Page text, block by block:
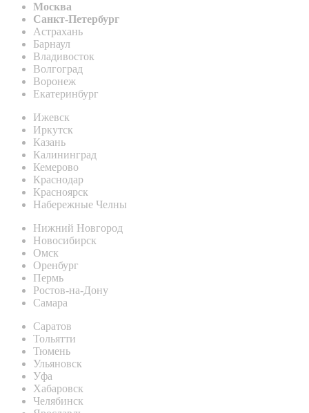
Москва
Санкт-Петербург
Астрахань
Барнаул
Владивосток
Волгоград
Воронеж
Екатеринбург
Ижевск
Иркутск
Казань
Калининград
Кемерово
Краснодар
Красноярск
Набережные Челны
Нижний Новгород
Новосибирск
Омск
Оренбург
Пермь
Ростов-на-Дону
Самара
Саратов
Тольятти
Тюмень
Ульяновск
Уфа
Хабаровск
Челябинск